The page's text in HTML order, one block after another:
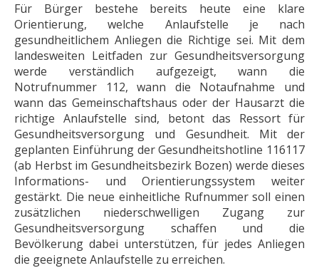
Für Bürger bestehe bereits heute eine klare
Orientierung, welche Anlaufstelle je nach
gesundheitlichem Anliegen die Richtige sei. Mit dem
landesweiten Leitfaden zur Gesundheitsversorgung
werde verständlich aufgezeigt, wann die
Notrufnummer 112, wann die Notaufnahme und
wann das Gemeinschaftshaus oder der Hausarzt die
richtige Anlaufstelle sind, betont das Ressort für
Gesundheitsversorgung und Gesundheit. Mit der
geplanten Einführung der Gesundheitshotline 116117
(ab Herbst im Gesundheitsbezirk Bozen) werde dieses
Informations- und Orientierungssystem weiter
gestärkt. Die neue einheitliche Rufnummer soll einen
zusätzlichen niederschwelligen Zugang zur
Gesundheitsversorgung schaffen und die
Bevölkerung dabei unterstützen, für jedes Anliegen
die geeignete Anlaufstelle zu erreichen.